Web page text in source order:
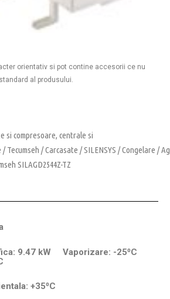
orientativ si pot contine accesorii ce nu
al produsului.
si compresoare, centrale si
/Tecumseh /Carcasate /SILENSYS /Congelare /
SILAGD2544Z-TZ
9.47 kW Vaporizare: -25⁰C
+35⁰C